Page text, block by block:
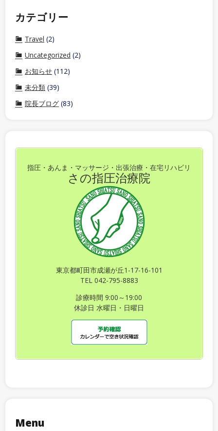
カテゴリー
Travel (2)
Uncategorized (2)
お知らせ (112)
未分類 (39)
院長ブログ (83)
指圧・あんま・マッサージ・出張治療・在宅リハビリ
さの指圧治療院
東京都町田市成瀬が丘1-17-16-101
TEL 042-795-8883
診療時間 9:00～19:00
休診日 水曜日・日曜日
Menu